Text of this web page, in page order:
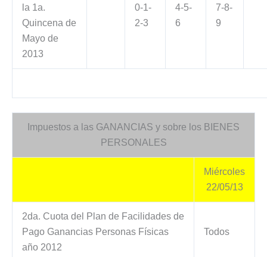
la 1a.
Quincena de
Mayo de
2013
0-1-
2-3
4-5-
6
7-8-
9
Impuestos a las GANANCIAS y sobre los BIENES
PERSONALES
Miércoles
22/05/13
2da. Cuota del Plan de Facilidades de
Pago Ganancias Personas Físicas
año 2012
Todos